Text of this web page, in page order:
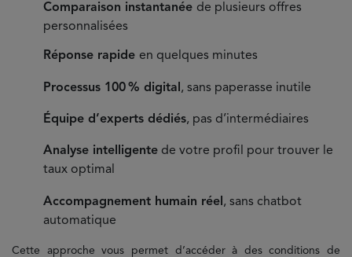
Comparaison instantanée de plusieurs offres
personnalisées
Réponse rapide en quelques minutes
Processus 100 % digital , sans paperasse inutile
Équipe d’experts dédiés, pas d’intermédiaires
Analyse intelligente de votre profil pour trouver le
taux optimal
Accompagnement humain réel , sans chatbot
automatique
Cette approche vous permet d’accéder à des conditions de